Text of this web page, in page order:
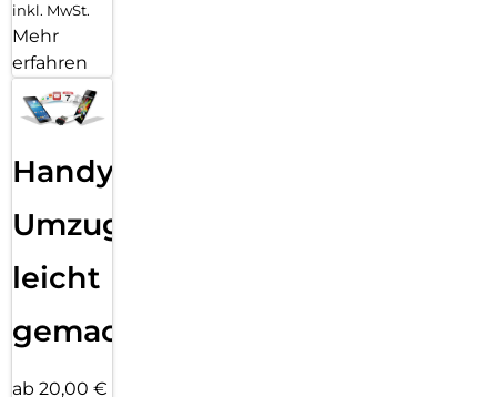
inkl. MwSt.
Mehr
erfahren
Handy
Umzug
leicht
gemacht!
ab 20,00 €